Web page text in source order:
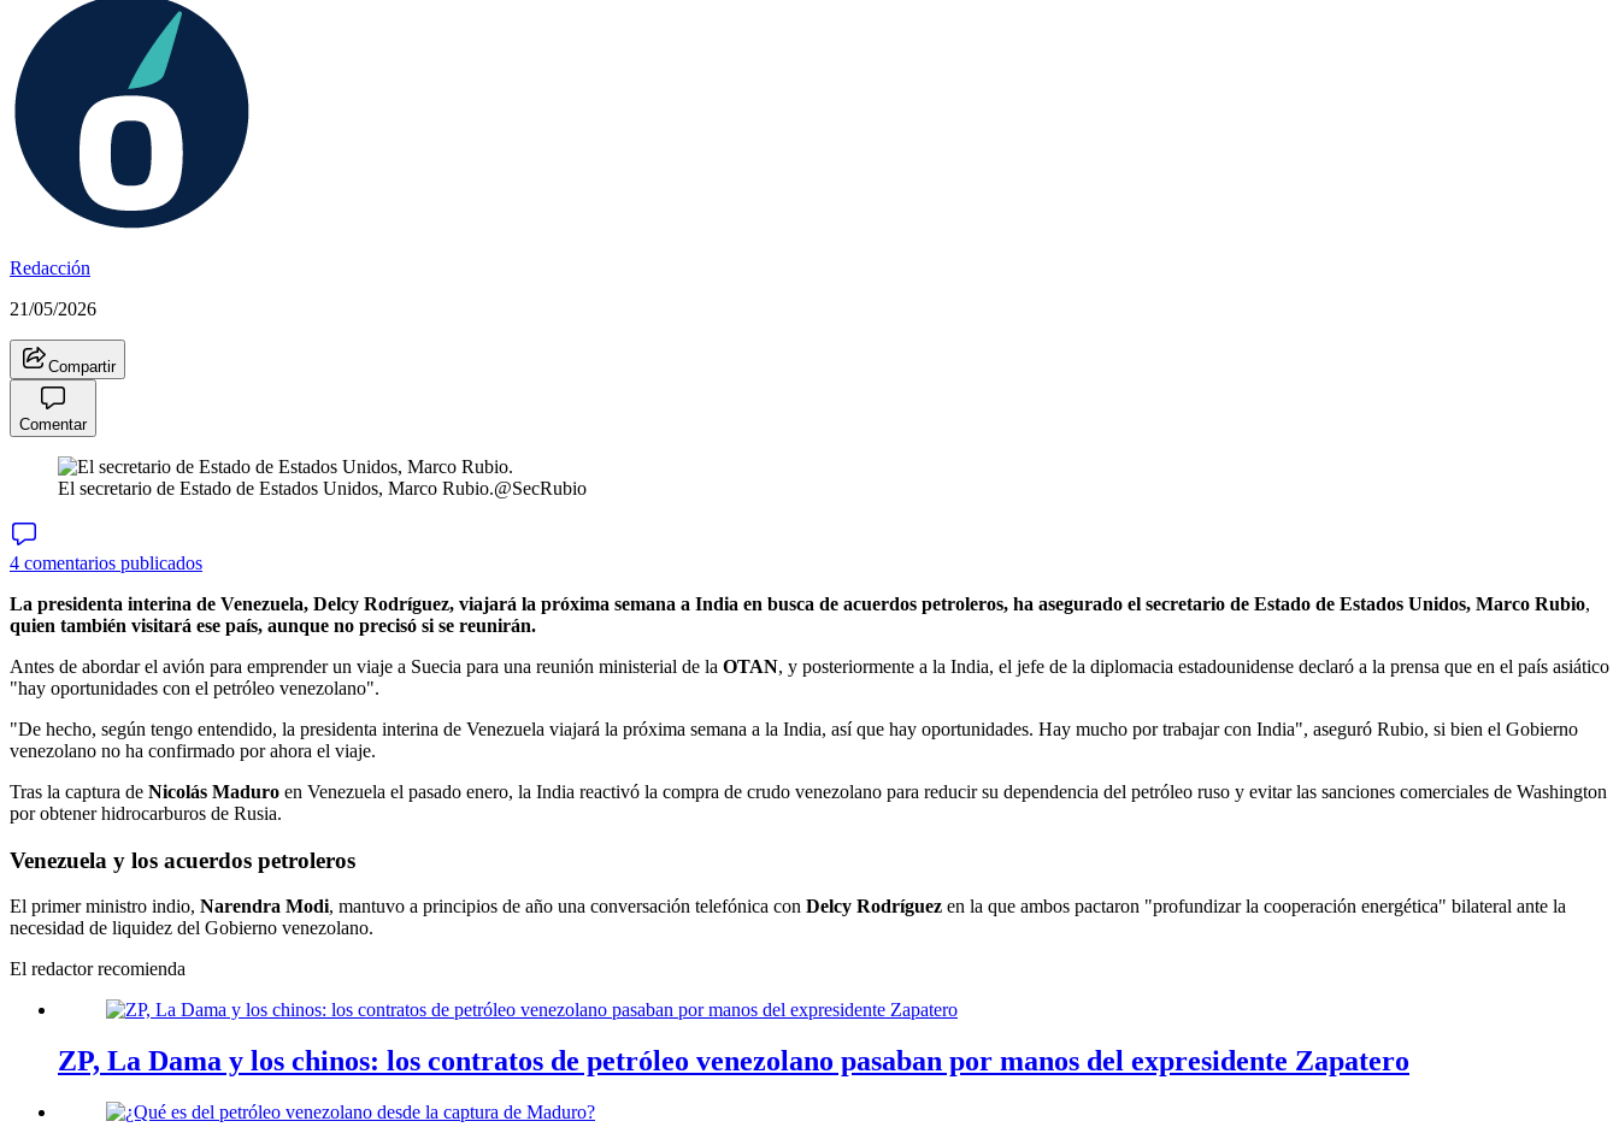
Redacción
21/05/2026
Compartir
Comentar
El secretario de Estado de Estados Unidos, Marco Rubio.@SecRubio
4 comentarios publicados
La presidenta interina de Venezuela, Delcy Rodríguez, viajará la próxima semana a India en busca de acuerdos petroleros, ha asegurado el secretario de Estado de Estados Unidos, Marco Rubio,
quien también visitará ese país, aunque no precisó si se reunirán.
Antes de abordar el avión para emprender un viaje a Suecia para una reunión ministerial de la OTAN, y posteriormente a la India, el jefe de la diplomacia estadounidense declaró a la prensa que en el país asiático
"hay oportunidades con el petróleo venezolano".
"De hecho, según tengo entendido, la presidenta interina de Venezuela viajará la próxima semana a la India, así que hay oportunidades. Hay mucho por trabajar con India", aseguró Rubio, si bien el Gobierno
venezolano no ha confirmado por ahora el viaje.
Tras la captura de Nicolás Maduro en Venezuela el pasado enero, la India reactivó la compra de crudo venezolano para reducir su dependencia del petróleo ruso y evitar las sanciones comerciales de Washington
por obtener hidrocarburos de Rusia.
Venezuela y los acuerdos petroleros
El primer ministro indio, Narendra Modi, mantuvo a principios de año una conversación telefónica con Delcy Rodríguez en la que ambos pactaron "profundizar la cooperación energética" bilateral ante la
necesidad de liquidez del Gobierno venezolano.
El redactor recomienda
ZP, La Dama y los chinos: los contratos de petróleo venezolano pasaban por manos del expresidente Zapatero